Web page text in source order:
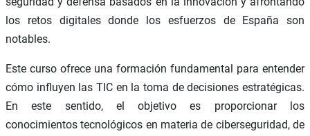
los retos digitales donde los esfuerzos de España son
notables.
Este curso ofrece una formación fundamental para entender
cómo influyen las TIC en la toma de decisiones estratégicas.
En este sentido, el objetivo es proporcionar los
conocimientos tecnológicos en materia de ciberseguridad, de